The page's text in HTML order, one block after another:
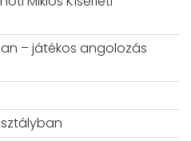
– játékos angolozás